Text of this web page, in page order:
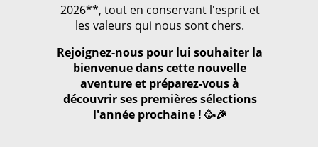
2026**, tout en conservant l'esprit et
les valeurs qui nous sont chers.
Rejoignez-nous pour lui souhaiter la
bienvenue dans cette nouvelle
aventure et préparez-vous à
découvrir ses premières sélections
l'année prochaine ! 🥳🎉